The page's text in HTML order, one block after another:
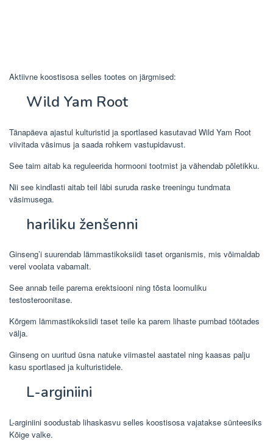
Aktiivne koostisosa selles tootes on järgmised:
Wild Yam Root
Tänapäeva ajastul kulturistid ja sportlased kasutavad Wild Yam Root
viivitada väsimus ja saada rohkem vastupidavust.
See taim aitab ka reguleerida hormooni tootmist ja vähendab põletikku.
Nii see kindlasti aitab teil läbi suruda raske treeningu tundmata
väsimusega.
hariliku ženšenni
Ginseng’i suurendab lämmastikoksiidi taset organismis, mis võimaldab
verel voolata vabamalt.
See annab teile parema erektsiooni ning tõsta loomuliku
testosteroonitase.
Kõrgem lämmastikoksiidi taset teile ka parem lihaste pumbad töötades
välja.
Ginseng on uuritud üsna natuke viimastel aastatel ning kaasas palju
kasu sportlased ja kulturistidele.
L-arginiini
L-arginiini soodustab lihaskasvu selles koostisosa vajatakse sünteesiks
Kõige valke.